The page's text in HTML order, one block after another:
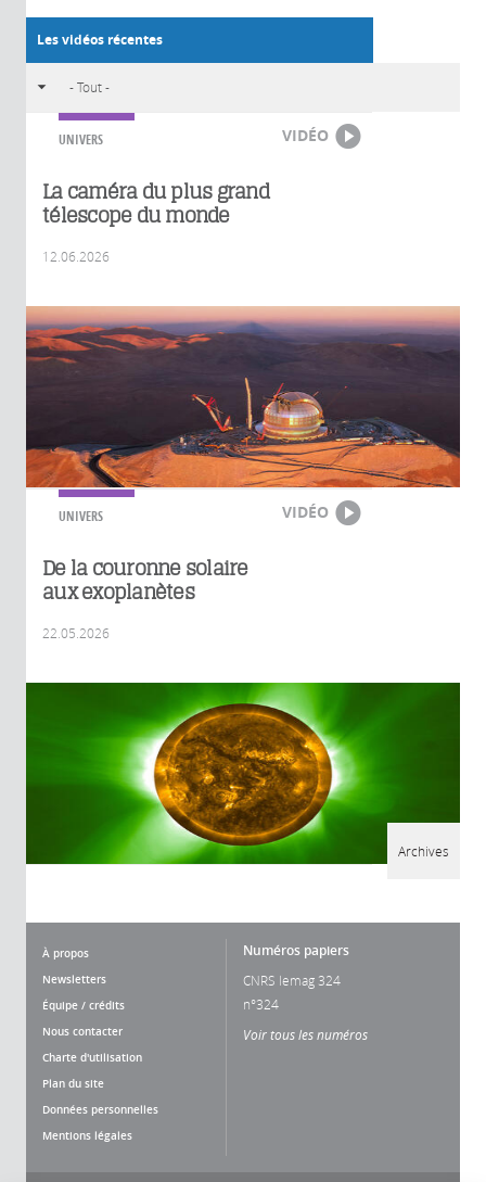
Les vidéos récentes
UNIVERS VIDÉO
La caméra du plus grand
télescope du monde
12.06.2026
UNIVERS VIDÉO
De la couronne solaire
aux exoplanètes
22.05.2026
Archives
À propos
Newsletters
Équipe / crédits
Nous contacter
Charte d'utilisation
Plan du site
Données personnelles
Mentions légales
Numéros papiers
CNRS lemag 324
n°324
Voir tous les numéros